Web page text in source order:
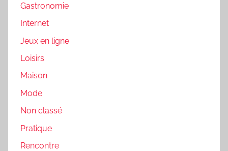
Gastronomie
Internet
Jeux en ligne
Loisirs
Maison
Mode
Non classé
Pratique
Rencontre